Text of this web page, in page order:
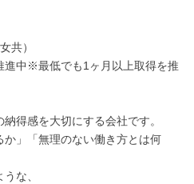
共）
進中※最低でも1ヶ月以上取得を推
得感を大切にする会社です。
か」「無理のない働き方とは何
な、